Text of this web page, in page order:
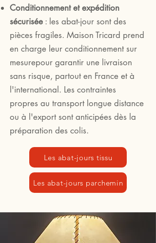
Conditionnement et expédition
sécurisée : les abat-jour sont des
pièces fragiles. Maison Tricard prend
en charge leur conditionnement sur
mesurepour garantir une livraison
sans risque, partout en France et à
l'international. Les contraintes
propres au transport longue distance
ou à l'export sont anticipées dès la
préparation des colis.
Les abat-jours tissu
Les abat-jours parchemin